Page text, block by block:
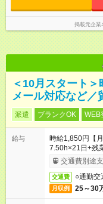
掲載元企業
＜10月スタート
メール対応など／
派遣 ブランクOK WEB
給与
時給1,850円【
7.50h×21日+残
交通費別途
交通費 ○通勤交
月収例 25～30